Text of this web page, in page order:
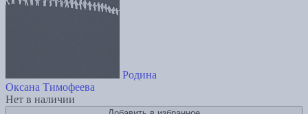
Родина
Оксана Тимофеева
Нет в наличии